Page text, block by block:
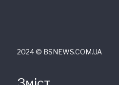
2024 © ВSNEWS.COM.UA